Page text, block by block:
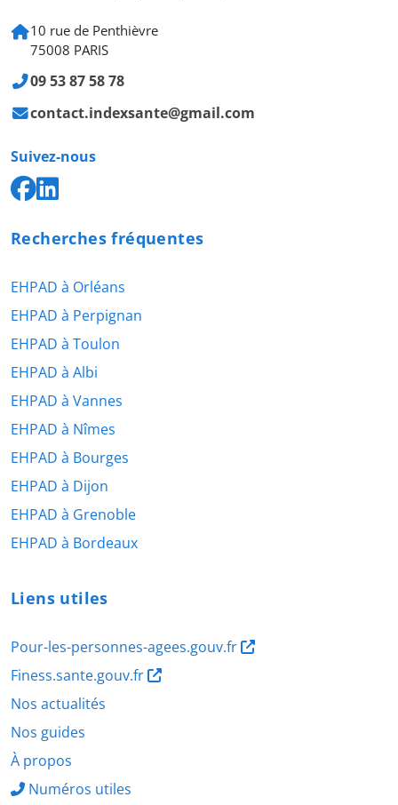
10 rue de Penthièvre
75008 PARIS
09 53 87 58 78
contact.indexsante@gmail.com
Suivez-nous
Recherches fréquentes
EHPAD à Orléans
EHPAD à Perpignan
EHPAD à Toulon
EHPAD à Albi
EHPAD à Vannes
EHPAD à Nîmes
EHPAD à Bourges
EHPAD à Dijon
EHPAD à Grenoble
EHPAD à Bordeaux
Liens utiles
Pour-les-personnes-agees.gouv.fr
Finess.sante.gouv.fr
Nos actualités
Nos guides
À propos
Numéros utiles